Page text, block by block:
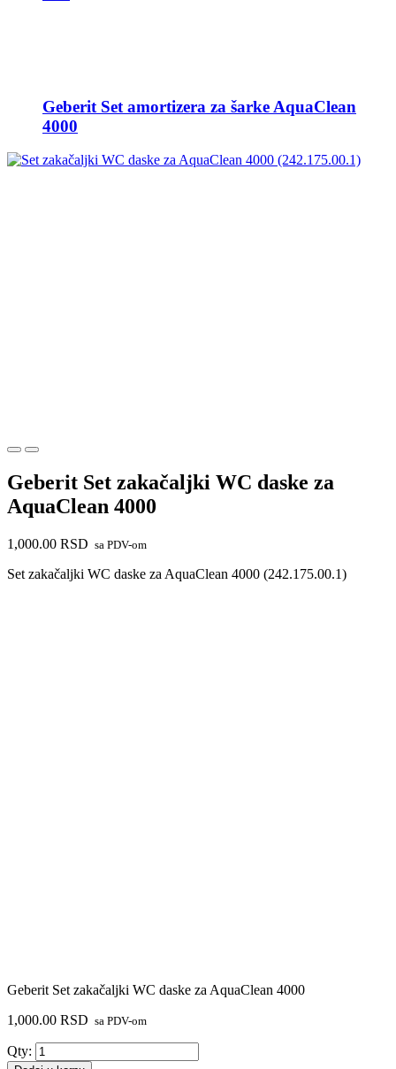
Geberit Set amortizera za šarke AquaClean
4000
Geberit Set zakačaljki WC daske za
AquaClean 4000
1,000.00 RSD sa PDV-om
Set zakačaljki WC daske za AquaClean 4000 (242.175.00.1)
Geberit Set zakačaljki WC daske za AquaClean 4000
1,000.00 RSD sa PDV-om
Qty: Geberit
Set